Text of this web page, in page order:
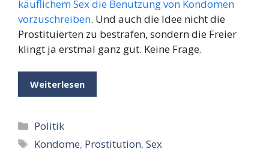
käuflichem Sex die Benutzung von Kondomen
vorzuschreiben. Und auch die Idee nicht die
Prostituierten zu bestrafen, sondern die Freier
klingt ja erstmal ganz gut. Keine Frage.
Weiterlesen
Kategorien
Politik
Schlagwörter
Kondome, Prostitution,Sex